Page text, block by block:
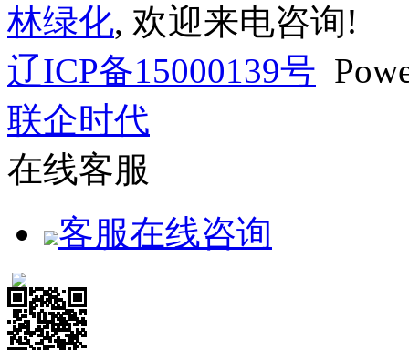
林绿化, 欢迎来电咨询!
辽ICP备15000139号
联企时代
在线客服
客服在线咨询